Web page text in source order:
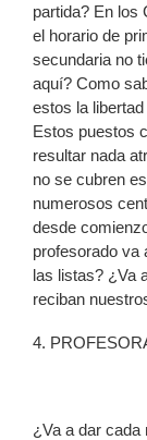
partida? En los
el horario de
secundaria no
aquí? Como
estos la
Estos puestos
resultar nada
no se cubren
numerosos
desde
profesorado va
las listas? ¿Va
reciban
4.
¿Va a dar cada